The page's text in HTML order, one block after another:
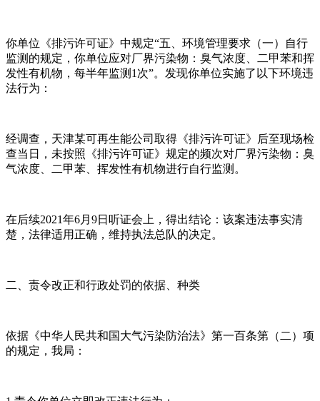
你单位《排污许可证》中规定“五、环境管理要求（一）自行
监测的规定，你单位应对厂界污染物：臭气浓度、二甲苯和挥
发性有机物，每半年监测1次”。发现你单位实施了以下环境违
法行为：
经调查，天津某可再生能公司取得《排污许可证》后至现场检
查当日，未按照《排污许可证》规定的频次对厂界污染物：臭
气浓度、二甲苯、挥发性有机物进行自行监测。
在后续2021年6月9日听证会上，得出结论：该案违法事实清
楚，法律适用正确，维持执法总队的决定。
二、责令改正和行政处罚的依据、种类
依据《中华人民共和国大气污染防治法》第一百条第（二）项
的规定，我局：